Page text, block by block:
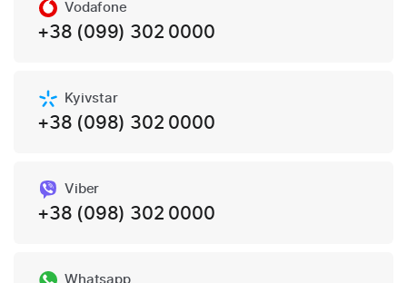
Vodafone
+38 (099) 302 0000
Kyivstar
+38 (098) 302 0000
Viber
+38 (098) 302 0000
Whatsapp